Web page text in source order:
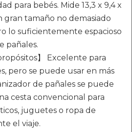
para bebés. Mide 13,3 x 9,4 x
gran tamaño no demasiado
lo suficientemente espacioso
pañales.
】 Excelente para
pero se puede usar en más
de pañales se puede
cesta convencional para
juguetes o ropa de
el viaje.